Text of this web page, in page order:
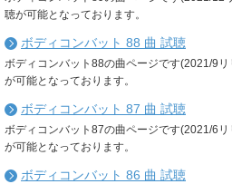
聴が可能となっております。
ボディコンバット 88 曲 試聴
ボディコンバット88の曲ページです(2021/9
が可能となっております。
ボディコンバット 87 曲 試聴
ボディコンバット87の曲ページです(2021/6
が可能となっております。
ボディコンバット 86 曲 試聴